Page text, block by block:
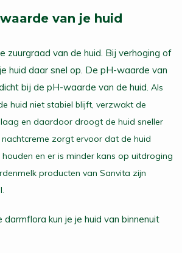
van je huid
zuurgraad van de huid. Bij verhoging of
huid daar snel op. De pH-waarde van
bij de pH-waarde van de huid. Als
huid niet stabiel blijft, verzwakt de
en daardoor droogt de huid sneller
zorgt ervoor dat de huid
en er is minder kans op uitdroging
producten van Sanvita zijn
darmflora kun je je huid van binnenuit